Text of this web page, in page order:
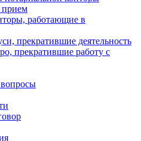
прием
работающие в
прекратившие деятельность
прекратившие работу с
вопросы